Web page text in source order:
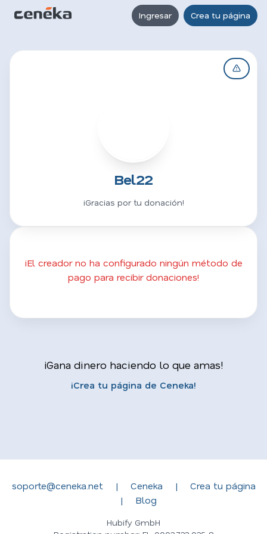
Ingresar Crea tu página
Bel22
¡Gracias por tu donación!
¡El creador no ha configurado ningún método de
pago para recibir donaciones!
¡Gana dinero haciendo lo que amas!
¡Crea tu página de Ceneka!
soporte@ceneka.net | Ceneka |
Crea tu página
|
Blog
Hubify GmbH